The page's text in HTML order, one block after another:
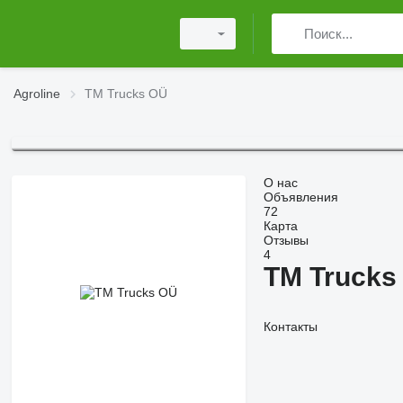
Agroline TM Trucks OÜ
О нас
Объявления
72
Карта
Отзывы
4
TM Trucks
Контакты